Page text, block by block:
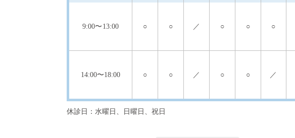
9:00〜13:00 ○ ○ ／ ○ ○ ○
14:00〜18:00 ○ ○ ／ ○ ○ ／
休診日：水曜日、日曜日、祝日